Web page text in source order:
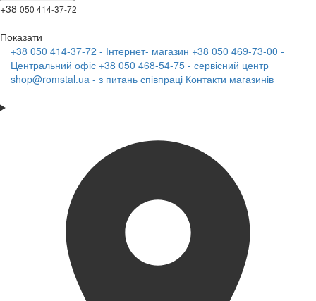
+38 050 414-37-72
Показати
+38 050 414-37-72 - Інтернет- магазин +38 050 469-73-00 -
Центральний офіс +38 050 468-54-75 - сервісний центр
shop@romstal.ua - з питань співпраці Контакти магазинів